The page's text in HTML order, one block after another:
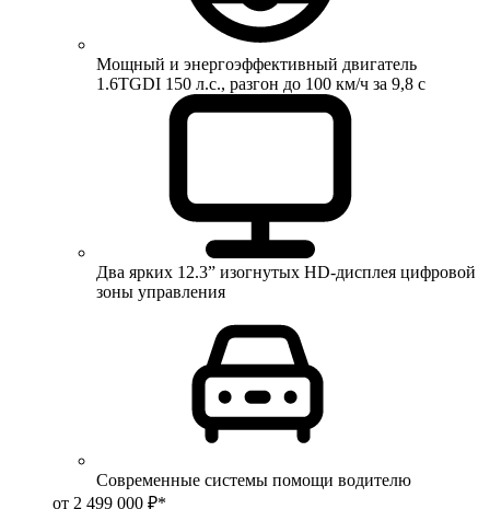
Мощный и энергоэффективный двигатель
1.6TGDI 150 л.с., разгон до 100 км/ч за 9,8 с
Два ярких 12.3” изогнутых HD-дисплея цифровой
зоны управления
Современные системы помощи водителю
от 2 499 000 ₽*